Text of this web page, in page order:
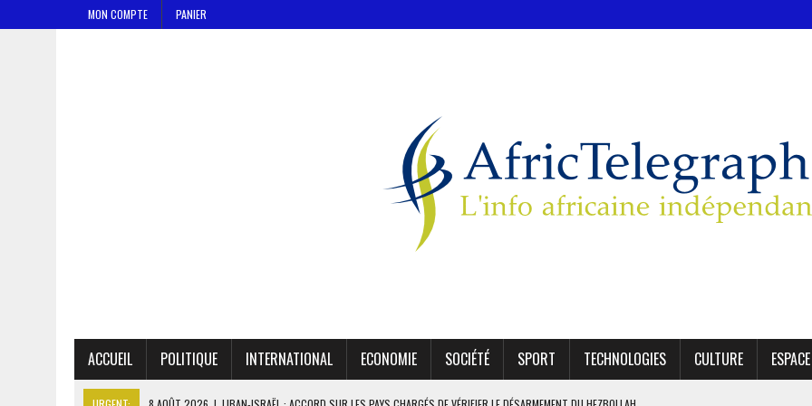
MON COMPTE PANIER
ACCUEIL POLITIQUE INTERNATIONAL ECONOMIE SOCIÉTÉ SPORT TECHNOLOGIES CULTURE